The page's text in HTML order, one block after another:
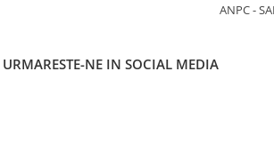
ANPC -
URMARESTE-NE IN SOCIAL MEDIA